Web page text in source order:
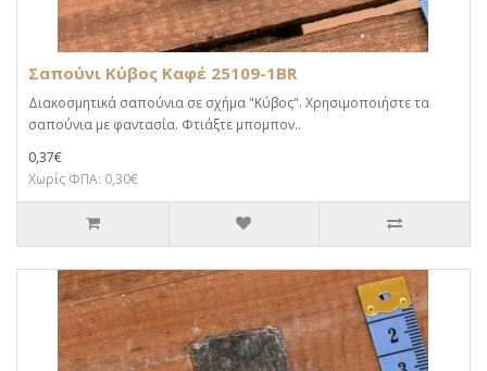
Σαπούνι Κύβος Καφέ 25109-1BR
Διακοσμητικά σαπούνια σε σχήμα "Κύβος". Χρησιμοποιήστε τα
σαπούνια με φαντασία. Φτιάξτε μπομπον..
0,37€
Χωρίς ΦΠΑ: 0,30€